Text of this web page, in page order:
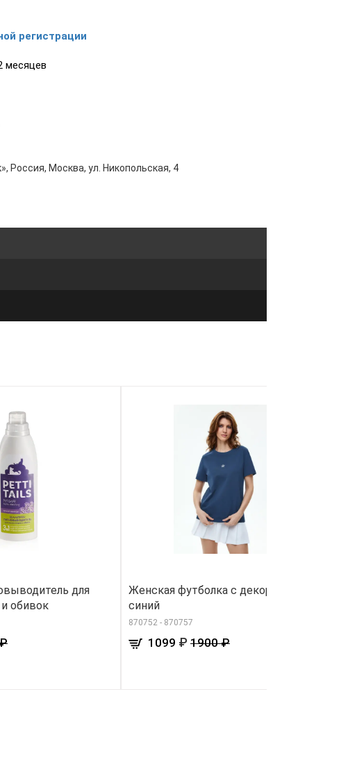
регистрации
месяцев
Россия, Москва, ул. Никопольская, 4
для
обивок
Женская футболка с декором, цвет
синий
870752 - 870757
1099 ₽ 1900 ₽